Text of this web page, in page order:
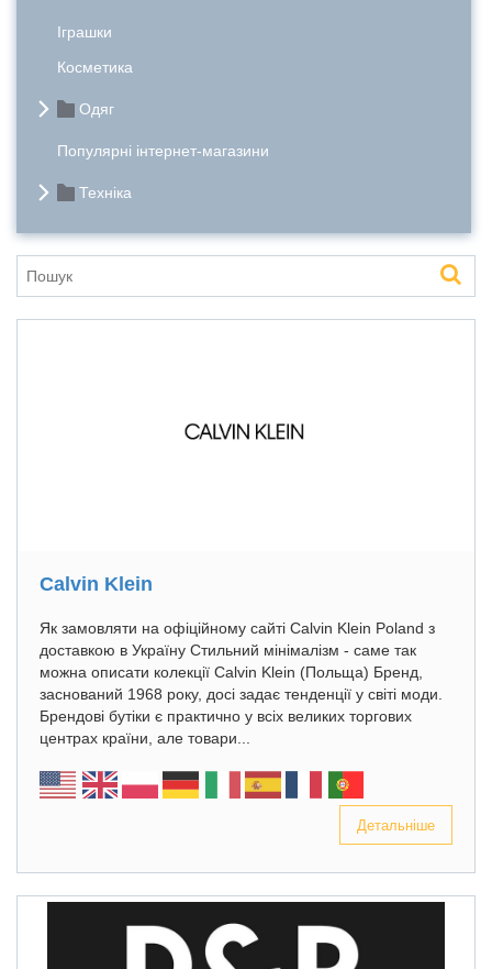
Іграшки
Косметика
Одяг
Популярні інтернет-магазини
Техніка
Calvin Klein
Як замовляти на офіційному сайті Calvin Klein Poland з
доставкою в Україну Стильний мінімалізм - саме так
можна описати колекції Calvin Klein (Польща) Бренд,
заснований 1968 року, досі задає тенденції у світі моди.
Брендові бутіки є практично у всіх великих торгових
центрах країни, але товари...
Детальніше